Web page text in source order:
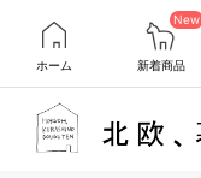
ホーム
New
新着商品